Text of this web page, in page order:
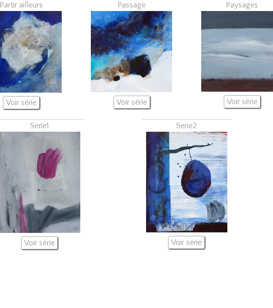
Partir ailleurs
Voir série
Passage
Voir série
Paysages
Voir série
Serie1
Voir série
Serie2
Voir série